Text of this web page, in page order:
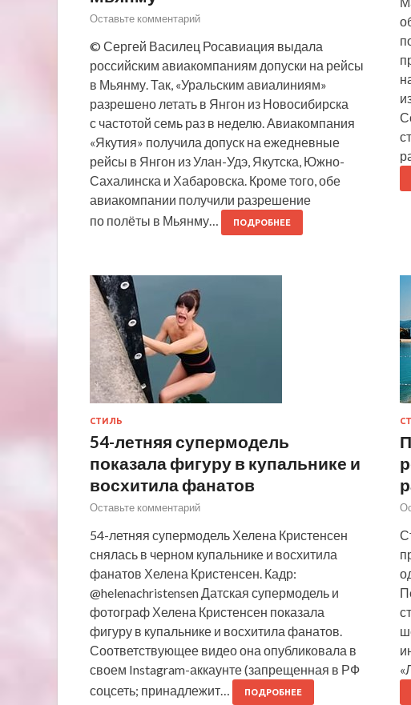
Оставьте комментарий
© Сергей Василец Росавиация выдала
российским авиакомпаниям допуски на рейсы
в Мьянму. Так, «Уральским авиалиниям»
разрешено летать в Янгон из Новосибирска
с частотой семь раз в неделю. Авиакомпания
«Якутия» получила допуск на ежедневные
рейсы в Янгон из Улан-Удэ, Якутска, Южно-
Сахалинска и Хабаровска. Кроме того, обе
авиакомпании получили разрешение
по полёты в Мьянму…
ПОДРОБНЕЕ
СТИЛЬ
54-летняя супермодель
показала фигуру в купальнике и
восхитила фанатов
Оставьте комментарий
54-летняя супермодель Хелена Кристенсен
снялась в черном купальнике и восхитила
фанатов Хелена Кристенсен. Кадр:
@helenachristensen Датская супермодель и
фотограф Хелена Кристенсен показала
фигуру в купальнике и восхитила фанатов.
Соответствующее видео она опубликовала в
своем Instagram-аккаунте (запрещенная в РФ
соцсеть; принадлежит…
ПОДРОБНЕЕ